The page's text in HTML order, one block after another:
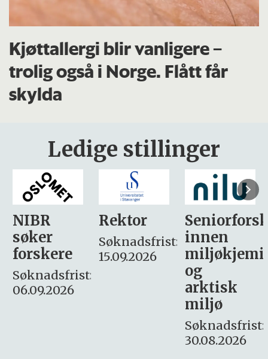
Kjøttallergi blir vanligere –
trolig også i Norge. Flått får
skylda
Ledige stillinger
Rektor
Søknadsfrist:
15.09.2026
Seniorforsker
innen
miljøkjemi
søker
– fast
Søknadsfrist:
16. august.